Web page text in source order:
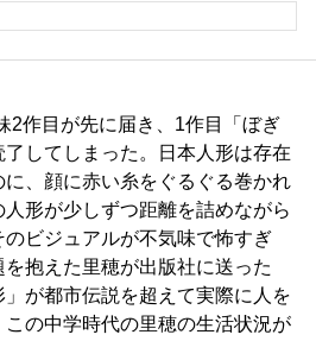
2作目が先に届き、1作目「ぼぎ
了してしまった。日本人形は存在
に、顔に赤い糸をぐるぐる巻かれ
形が少しずつ距離を詰めながら
ビジュアルが不気味で怖すぎ
を抱えた里穂が出版社に送った
」が都市伝説を超えて実際に人を
の中学時代の里穂の生活状況が